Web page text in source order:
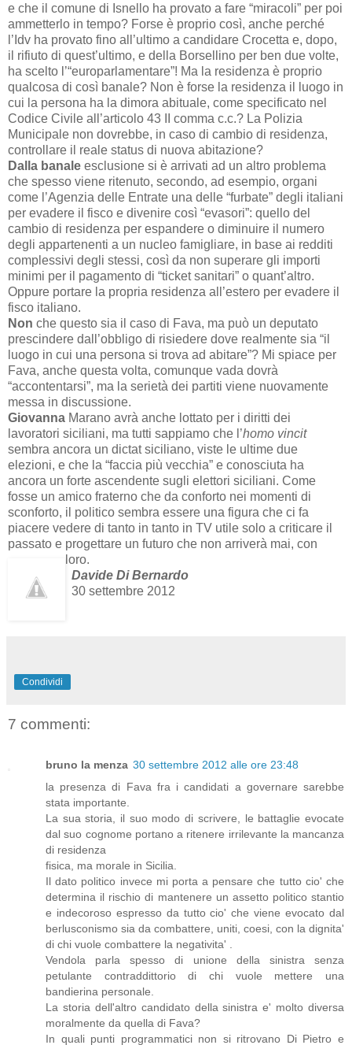
e che il comune di Isnello ha provato a fare “miracoli” per poi
ammetterlo in tempo? Forse è proprio così, anche perché
l’Idv ha provato fino all’ultimo a candidare Crocetta e, dopo,
il rifiuto di quest’ultimo, e della Borsellino per ben due volte,
ha scelto l’“europarlamentare”! Ma la residenza è proprio
qualcosa di così banale? Non è forse la residenza il luogo in
cui la persona ha la dimora abituale, come specificato nel
Codice Civile all’articolo 43 II comma c.c.? La Polizia
Municipale non dovrebbe, in caso di cambio di residenza,
controllare il reale status di nuova abitazione?
Dalla banale esclusione si è arrivati ad un altro problema
che spesso viene ritenuto, secondo, ad esempio, organi
come l’Agenzia delle Entrate una delle “furbate” degli italiani
per evadere il fisco e divenire così “evasori”: quello del
cambio di residenza per espandere o diminuire il numero
degli appartenenti a un nucleo famigliare, in base ai redditi
complessivi degli stessi, così da non superare gli importi
minimi per il pagamento di “ticket sanitari” o quant’altro.
Oppure portare la propria residenza all’estero per evadere il
fisco italiano.
Non che questo sia il caso di Fava, ma può un deputato
prescindere dall’obbligo di risiedere dove realmente sia “il
luogo in cui una persona si trova ad abitare”? Mi spiace per
Fava, anche questa volta, comunque vada dovrà
“accontentarsi”, ma la serietà dei partiti viene nuovamente
messa in discussione.
Giovanna Marano avrà anche lottato per i diritti dei
lavoratori siciliani, ma tutti sappiamo che l’homo vincit
sembra ancora un dictat siciliano, viste le ultime due
elezioni, e che la “faccia più vecchia” e conosciuta ha
ancora un forte ascendente sugli elettori siciliani. Come
fosse un amico fraterno che da conforto nei momenti di
sconforto, il politico sembra essere una figura che ci fa
piacere vedere di tanto in tanto in TV utile solo a criticare il
passato e progettare un futuro che non arriverà mai, con
loro.
Davide Di Bernardo
30 settembre 2012
Condividi
7 commenti:
bruno la menza 30 settembre 2012 alle ore 23:48
la presenza di Fava fra i candidati a governare sarebbe
stata importante.
La sua storia, il suo modo di scrivere, le battaglie evocate
dal suo cognome portano a ritenere irrilevante la mancanza
di residenza
fisica, ma morale in Sicilia.
Il dato politico invece mi porta a pensare che tutto cio' che
determina il rischio di mantenere un assetto politico stantio
e indecoroso espresso da tutto cio' che viene evocato dal
berlusconismo sia da combattere, uniti, coesi, con la dignita'
di chi vuole combattere la negativita' .
Vendola parla spesso di unione della sinistra senza
petulante contraddittorio di chi vuole mettere una
bandierina personale.
La storia dell'altro candidato della sinistra e' molto diversa
moralmente da quella di Fava?
In quali punti programmatici non si ritrovano Di Pietro e